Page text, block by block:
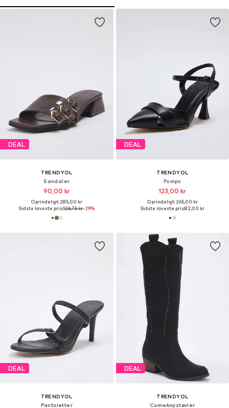
DEAL
TRENDYOL
Sandaler
90,00 kr
Oprindeligt: 285,00 kr
Sidste laveste pris:126,75 kr-29%
DEAL
TRENDYOL
Pumps
123,00 kr
Oprindeligt: 265,00 kr
Sidste laveste pris:82,00 kr
DEAL
TRENDYOL
Pantoletter
DEAL
TRENDYOL
Comwboystøvler